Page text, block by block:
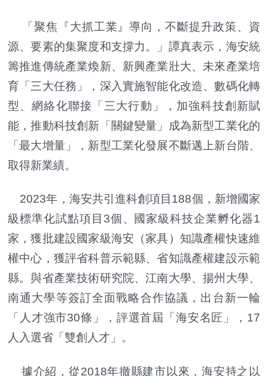
「聚焦『大抓工業』導向，不斷提升政策、資
源、要素的集聚度和支撐力。」譚真表示，海安統
籌推進傳統產業煥新、新興產業壯大、未來產業培
育「三大任務」，深入實施智能化改造、數碼化轉
型、網絡化聯接「三大行動」，加強科技創新賦
能，推動科技創新「關鍵變量」成為新型工業化的
「最大增量」，新型工業化發展不斷邁上新台階、
取得新業績。
2023年，海安共引進科創項目188個，新增國家
級標準化試點項目3個、國家級科技企業孵化器1
家，獲批建設國家級海安（家具）知識產權快速維
權中心，獲評省科普示範縣、省知識產權建設示範
縣。與省產業技術研究院、江南大學、揚州大學、
南通大學等簽訂全面戰略合作協議，出台新一輪
「人才強市30條」，評選首屆「海安名匠」，17
人入選省「雙創人才」。
據介紹，從2018年撤縣建市以來，海安持之以